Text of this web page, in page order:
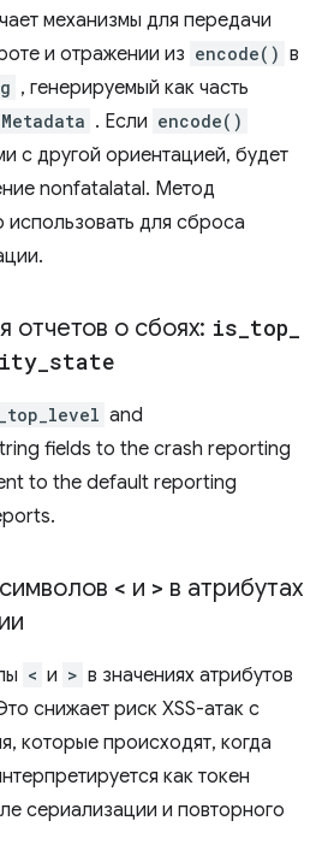
механизмы для передачи
и отражении из encode() в
, генерируемый как часть
. Если encode()
с другой ориентацией, будет
nonfatalatal. Метод
для сброса
отчетов о сбоях: is top
state
and
fields to the crash reporting
to the default reporting
< и > в атрибутах
< и > в значениях атрибутов
снижает риск XSS-атак с
которые происходят, когда
как токен
сериализации и повторного